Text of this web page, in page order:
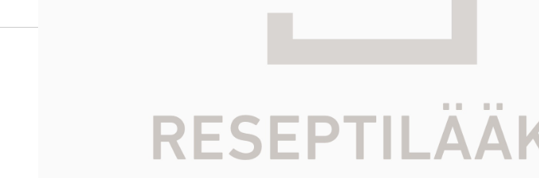
Apteekin tiedot
Katso sijainti kartalla